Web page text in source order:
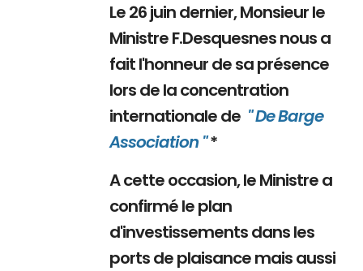
Le 26 juin dernier, Monsieur le
Ministre F.Desquesnes nous a
fait l'honneur de sa présence
lors de la concentration
internationale de " De Barge
Association "*
A cette occasion, le Ministre a
confirmé le plan
d'investissements dans les
ports de plaisance mais aussi